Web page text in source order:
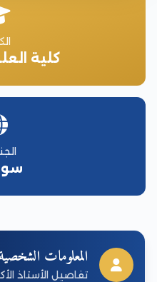
كلية
المعلومات الشخصية
تفاصيل الأستاذ